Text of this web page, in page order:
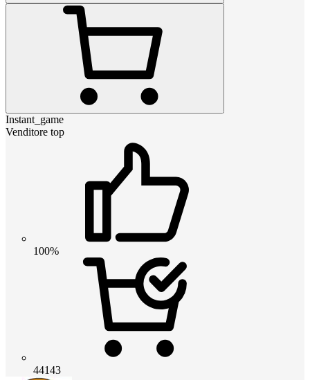
Instant_game
Venditore top
100%
44143